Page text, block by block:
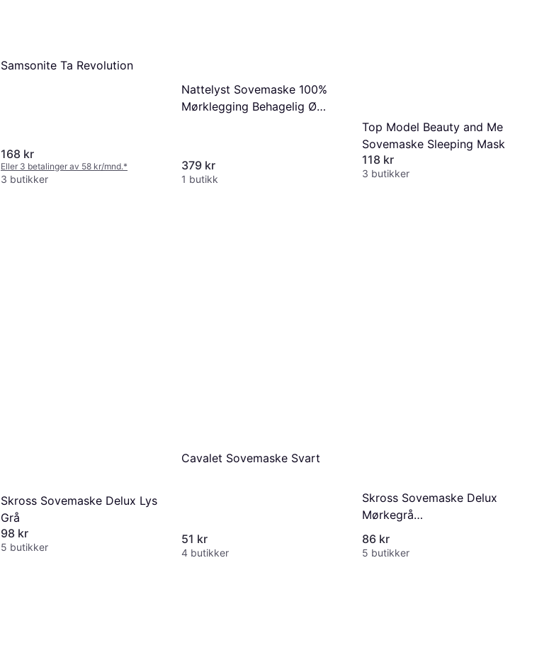
Samsonite Ta Revolution
168 kr
Eller 3 betalinger av 58 kr/mnd.*
3 butikker
Nattelyst Sovemaske 100%
Mørklegging Behagelig Ø
379 kr
1 butikk
Top Model Beauty and Me
Sovemaske Sleeping Mask
118 kr
3 butikker
Skross Sovemaske Delux Lys
Grå
98 kr
5 butikker
Cavalet Sovemaske Svart
51 kr
4 butikker
Skross Sovemaske Delux
Mørkegrå
SKTA1001EYMDGCN
86 kr
5 butikker